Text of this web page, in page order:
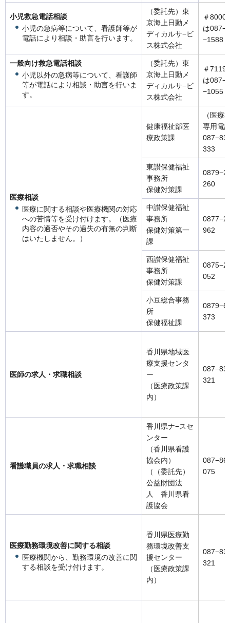
小児救急電話相談
小児の急病等について、看護師等が
電話により相談・助言を行います。
（委託先）東
京海上日動メ
ディカルサ−ビ
ス株式会社
＃8000
は
−1588
一般向け救急電話相談
小児以外の急病等について、看護師
等が電話により相談・助言を行いま
す。
（委託先）東
京海上日動メ
ディカルサ−ビ
ス株式会社
＃7119
は
−1055
医療相談
医療に関する相談や医療機関の対応
への苦情等を受け付けます。（医療
内容の適否やその過失の有無の判断
はいたしません。）
健康福祉部医
療政策課
（医療
専用電
333
東讃保健福祉
事務所
保健対策課
260
中讃保健福祉
事務所
保健対策第一
課
962
西讃保健福祉
事務所
保健対策課
052
小豆総合事務
所
保健福祉課
373
医師の求人・求職相談
香川県地域医
療支援センタ
ー
（医療政策課
内）
321
看護職員の求人・求職相談
香川県ナ−スセ
ンター
（香川県看護
協会内）
（（委託先）
公益財団法
人 香川県看
護協会
075
医療勤務環境改善に関する相談
医療機関から、勤務環境の改善に関
する相談を受け付けます。
香川県医療勤
務環境改善支
援センター
（医療政策課
内）
321